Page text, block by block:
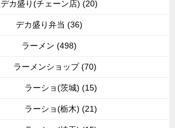
デカ盛り(チェーン店) (20)
デカ盛り弁当 (36)
ラーメン (498)
ラーメンショップ (70)
ラーショ(茨城) (15)
ラーショ(栃木) (21)